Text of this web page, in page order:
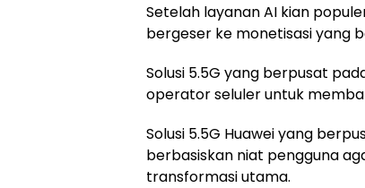
Setelah layanan AI kian
bergeser ke monetisasi yang
Solusi 5.5G yang berpusat
operator seluler untuk
Solusi 5.5G Huawei yang
berbasiskan niat pengguna
transformasi utama.